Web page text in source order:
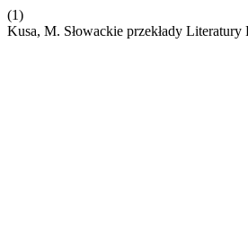
(1)
Kusa, M. Słowackie przekłady